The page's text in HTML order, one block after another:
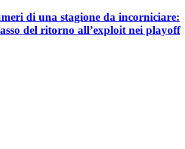
di una stagione da incorniciare:
del ritorno all’exploit nei playoff